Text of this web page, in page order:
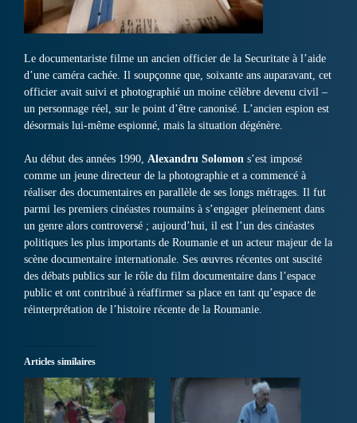
Le documentariste filme un ancien officier de la Securitate à l’aide
d’une caméra cachée. Il soupçonne que, soixante ans auparavant, cet
officier avait suivi et photographié un moine célèbre devenu civil –
un personnage réel, sur le point d’être canonisé. L’ancien espion est
désormais lui-même espionné, mais la situation dégénère.
Au début des années 1990, Alexandru Solomon s’est imposé
comme un jeune directeur de la photographie et a commencé à
réaliser des documentaires en parallèle de ses longs métrages. Il fut
parmi les premiers cinéastes roumains à s’engager pleinement dans
un genre alors controversé ; aujourd’hui, il est l’un des cinéastes
politiques les plus importants de Roumanie et un acteur majeur de la
scène documentaire internationale. Ses œuvres récentes ont suscité
des débats publics sur le rôle du film documentaire dans l’espace
public et ont contribué à réaffirmer sa place en tant qu’espace de
réinterprétation de l’histoire récente de la Roumanie.
Articles similaires